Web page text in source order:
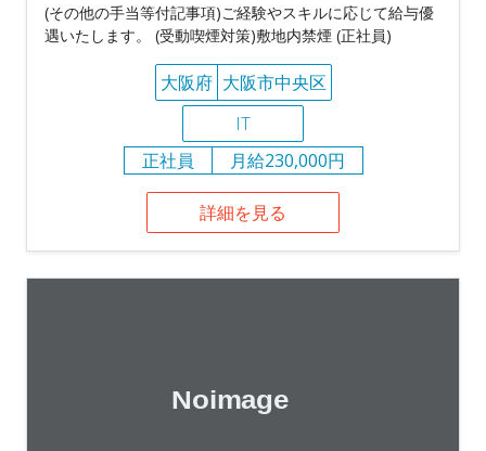
(その他の手当等付記事項)ご経験やスキルに応じて給与優
遇いたします。 (受動喫煙対策)敷地内禁煙 (正社員)
大阪府 大阪市中央区
IT
正社員
月給230,000円
詳細を見る